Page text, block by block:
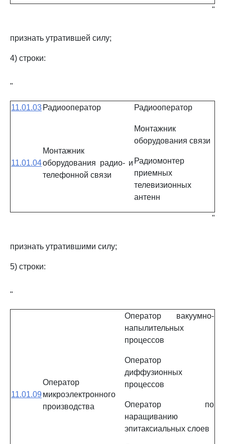
"
признать утратившей силу;
4) строки:
"
11.01.03 Радиооператор Радиооператор
11.01.04
Монтажник
оборудования радио- и
телефонной связи
Монтажник
оборудования связи
Радиомонтер
приемных
телевизионных
антенн
"
признать утратившими силу;
5) строки:
"
11.01.09
Оператор
микроэлектронного
производства
Оператор вакуумно-
напылительных
процессов
Оператор
диффузионных
процессов
Оператор по
наращиванию
эпитаксиальных слоев